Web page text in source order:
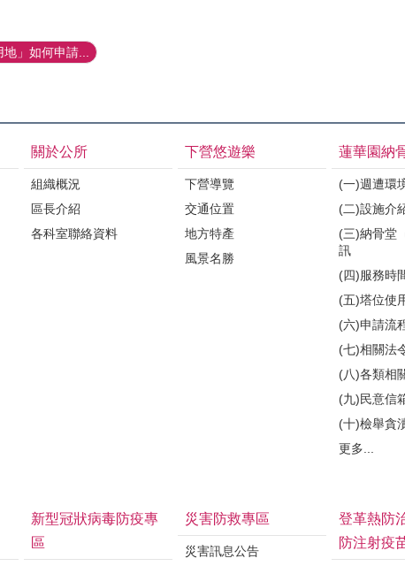
」如何申請...
關於公所
組織概況
區長介紹
各科室聯絡資料
下營悠遊樂
下營導覽
交通位置
地方特產
風景名勝
蓮華園納
(一)週遭環
(二)設施介
(三)納骨堂
訊
(四)服務時
(五)塔位使
(六)申請流
(七)相關法
(八)各類相
(九)民意信
(十)檢舉貪
更多...
新型冠狀病毒防疫專
區
災害防救專區
災害訊息公告
登革熱防
防注射疫